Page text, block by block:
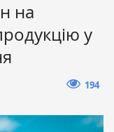
на
у
194